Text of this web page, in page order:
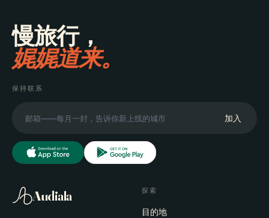
慢旅行，
娓娓道来。
保持联系
加入
Audiala 探索
目的地